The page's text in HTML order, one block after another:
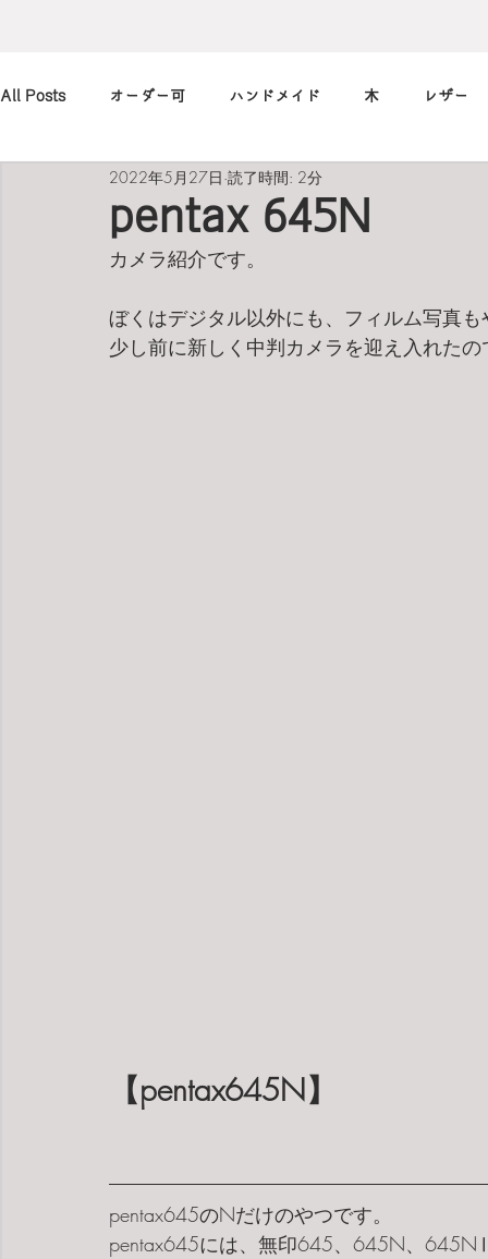
All Posts オーダー可 ハンドメイド 木 レザー
カメラ 本 筆記用具
art 買ったもの
pentax 645N
2022年5月27日 読了時間: 2分
カメラ紹介です。
ぼくはデジタル以外にも、フィルム写真
少し前に新しく中判カメラを迎え入れた
【pentax645N】
pentax645のNだけのやつです。
pentax645には、無印645、645N、